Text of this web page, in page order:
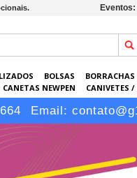
BOLSAS BORRACHAS
CANETAS NEWPEN CANIVETES /
EVENTOS GARRAFAS
LÁPIS
Email: